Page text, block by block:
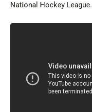
National Hockey League.